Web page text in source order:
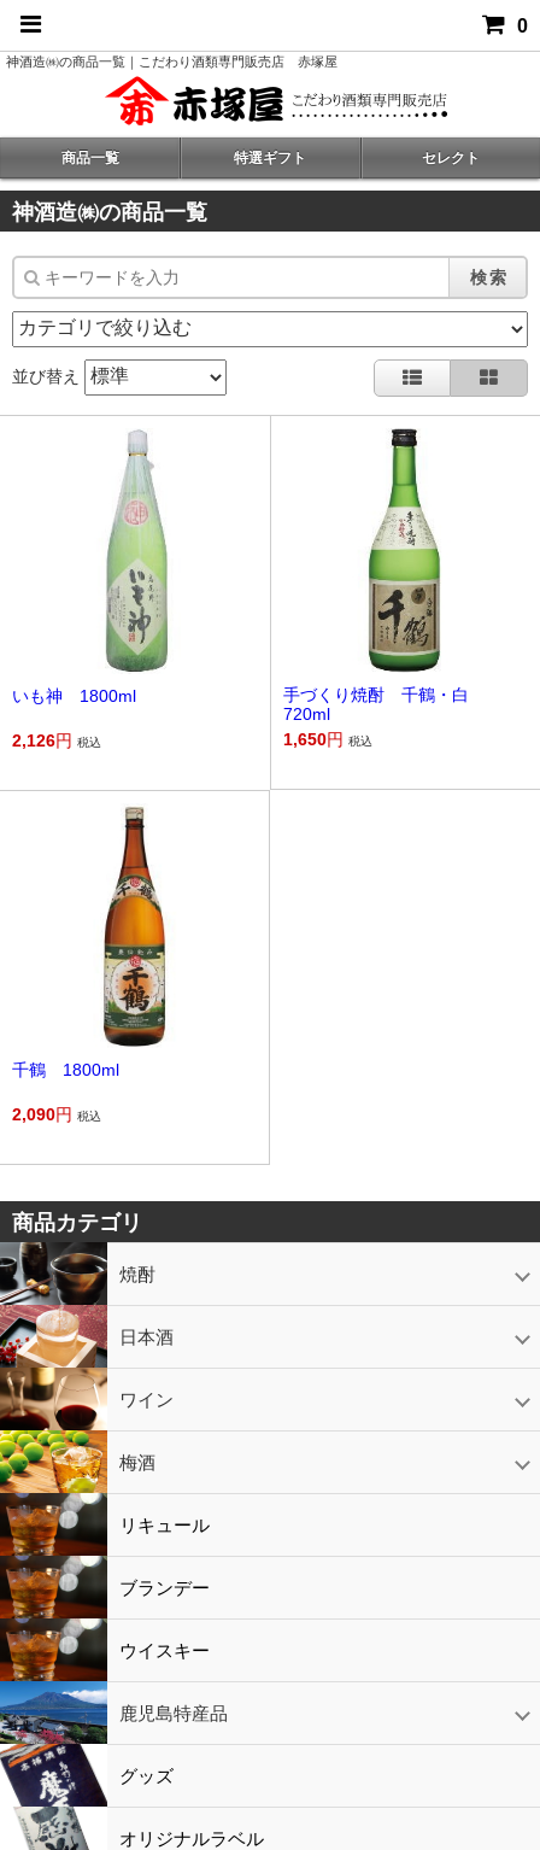
0
神酒造㈱の商品一覧｜こだわり酒類専門販売店 赤塚屋
商品一覧 特選ギフト セレクト
神酒造㈱の商品一覧
検索
並び替え
いも神 1800ml
2,126円 税込
手づくり焼酎 千鶴・白
720ml
1,650円 税込
千鶴 1800ml
2,090円 税込
商品カテゴリ
焼酎
芋焼酎
かめ壷入り焼酎
黒糖焼酎
米焼酎
麦焼酎
そば焼酎
泡盛
とうもろこし焼酎
ギフトコーナー
セットコーナー
益々繁盛
鹿児島限定 日本酒
日本酒
スパークリング
ギフト ワイン
赤ワイン
白ワイン
ロゼワイン
スパークリング
シャンパン 梅酒
梅酒
シャンパン
リキュール リキュール
ブランデー
ウイスキー
鹿児島特産品
黒酢・酢
水
鹿児島特産品
おつまみ グッズ
オリジナルラベル